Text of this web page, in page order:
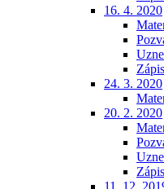
16. 4. 2020
24. 3. 2020
20. 2. 2020
11. 12.